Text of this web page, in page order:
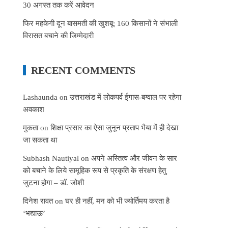
30 अगस्त तक करें आवेदन
फिर महकेगी दून बासमती की खुशबू: 160 किसानों ने संभाली
विरासत बचाने की जिम्मेदारी
RECENT COMMENTS
Lashaunda onउत्तराखंड में लोकपर्व ईगास-बग्वाल पर रहेगा
अवकाश
मुकताonशिक्षा प्रसार का ऐसा जुनून प्रताप भैया में ही देखा
जा सकता था
Subhash Nautiyal onअपने अस्तित्व और जीवन के सार
को बचाने के लिये सामूहिक रूप से प्रकृति के संरक्षण हेतु
जुटना होगा – डॉ. जोशी
दिनेश रावतonघर ही नहीं, मन को भी ज्योर्तिमय करता है
‘भद्याऊ’